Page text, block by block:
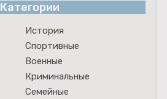
Категории
История
Спортивные
Военные
Криминальные
Семейные